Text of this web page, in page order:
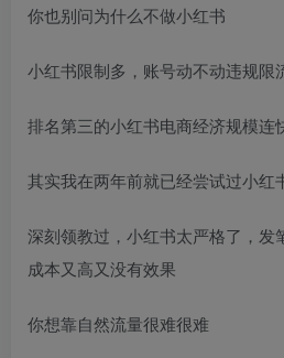
你也别问为什么不做小红书
小红书限制多，账号动不动违规限
排名第三的小红书电商经济规模连
其实我在两年前就已经尝试过小红
深刻领教过，小红书太严格了，发
成本又高又没有效果
你想靠自然流量很难很难